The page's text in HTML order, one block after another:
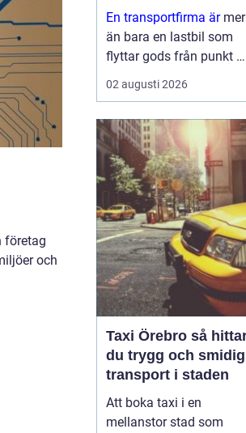
företag
och
leveranser
En transportfirma ärmer
än bara en lastbil som
flyttar gods från punkt A
till punkt B. För många
företag är den en
verksamheten ett nav
som påverkar
kundnöjdhet, lönsamhet
och miljöpåverkan. ...
02 augusti 2026
Taxi Örebro så hittar
du trygg och smidig
transport i staden
Att boka taxi i en
mellanstor stad som